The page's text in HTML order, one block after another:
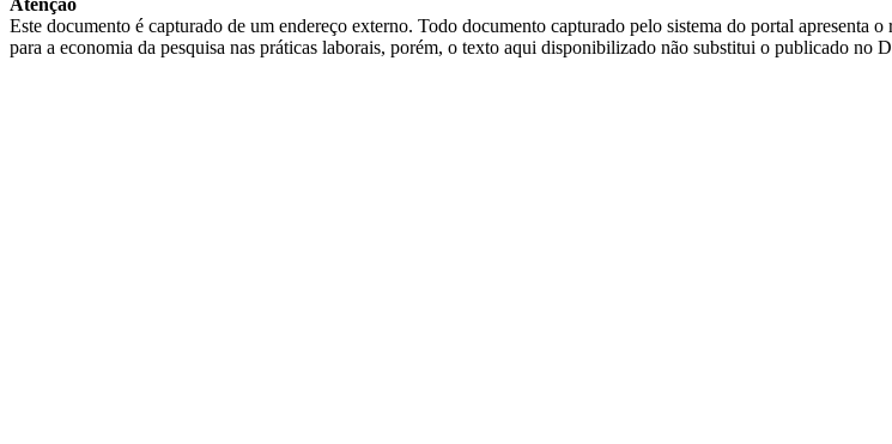
Este documento é capturado de um endereço externo. Todo documento capturado pelo sistema do portal
para a economia da pesquisa nas práticas laborais, porém, o texto aqui disponibilizado não substitui o publicado no